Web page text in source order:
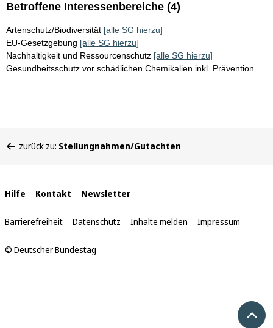
Betroffene Interessenbereiche (4)
Artenschutz/Biodiversität [alle SG hierzu]
EU-Gesetzgebung [alle SG hierzu]
Nachhaltigkeit und Ressourcenschutz [alle SG hierzu]
Gesundheitsschutz vor schädlichen Chemikalien inkl. Prävention
befinden
zurück zu: Stellungnahmen/Gutachten
Interne
Links
Hilfe Kontakt Newsletter
Barrierefreiheit Datenschutz Inhalte melden Impressum
© Deutscher Bundestag